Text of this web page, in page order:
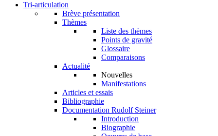
Tri-articulation
Brève présentation
Thèmes
Liste des thèmes
Points de gravité
Glossaire
Comparaisons
Actualité
Nouvelles
Manifestations
Articles et essais
Bibliographie
Documentation Rudolf Steiner
Introduction
Biographie